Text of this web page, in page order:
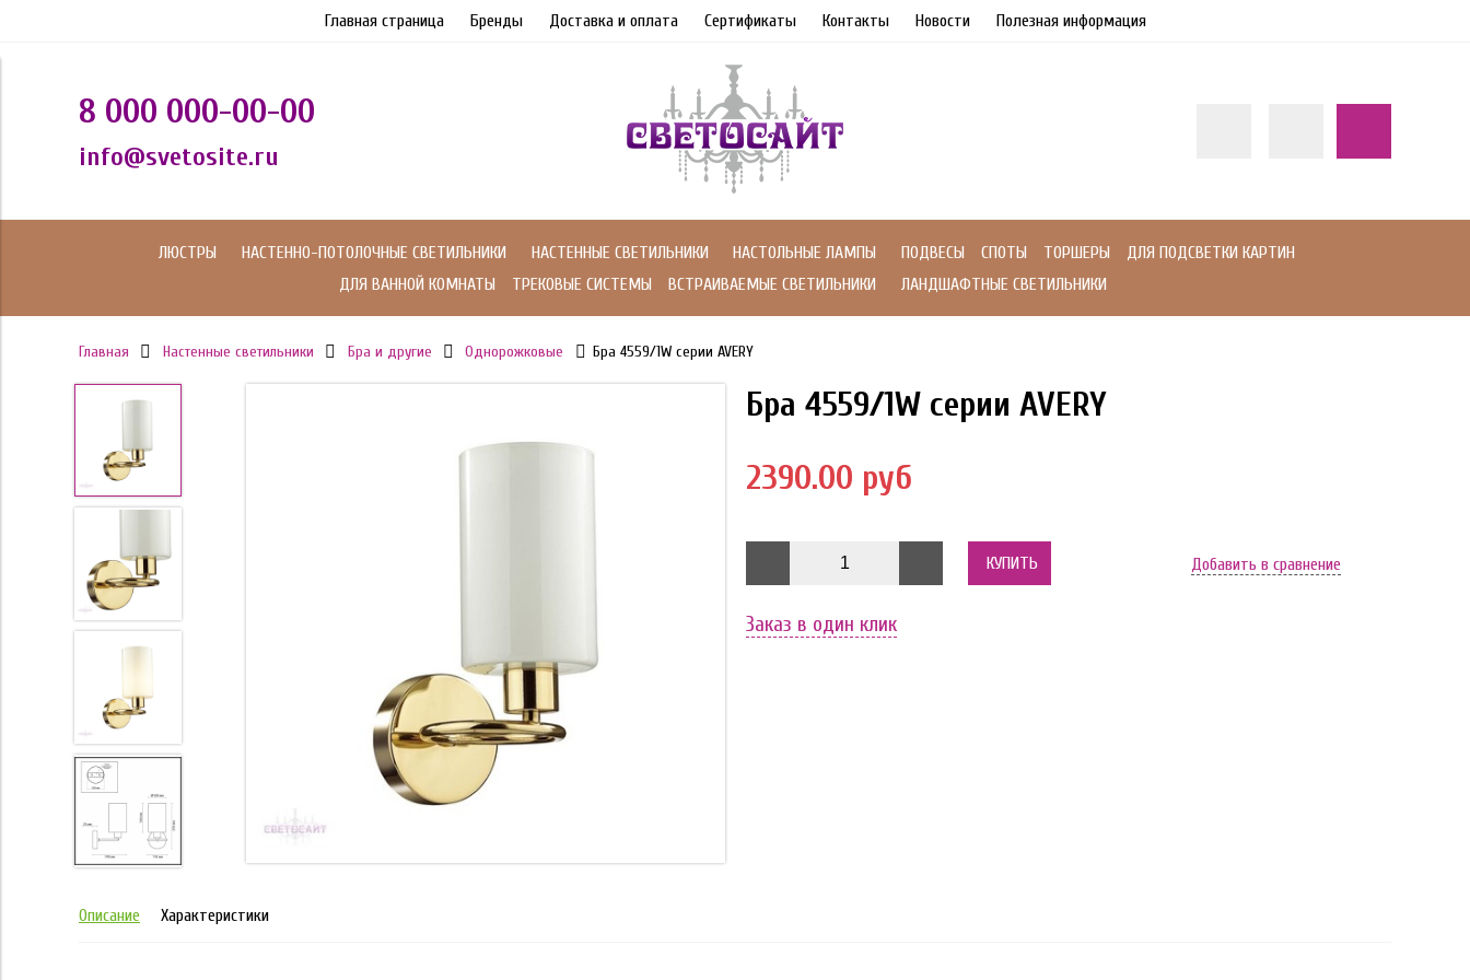
Главная страница Бренды Доставка и оплата Сертификаты Контакты Новости Полезная информация
8 000 000-00-00
info@svetosite.ru
ЛЮСТРЫ НАСТЕННО-ПОТОЛОЧНЫЕ СВЕТИЛЬНИКИ НАСТЕННЫЕ СВЕТИЛЬНИКИ НАСТОЛЬНЫЕ ЛАМПЫ ПОДВЕСЫ СПОТЫ ТОРШЕРЫ
ДЛЯ ПОДСВЕТКИ КАРТИН
ДЛЯ ВАННОЙ КОМНАТЫ
ТРЕКОВЫЕ СИСТЕМЫ ВСТРАИВАЕМЫЕ СВЕТИЛЬНИКИ ЛАНДШАФТНЫЕ СВЕТИЛЬНИКИ
Главная Настенные светильники Бра и другие Однорожковые Бра 4559/1W серии AVERY
Бра 4559/1W серии AVERY
2390.00 руб
КУПИТЬ Добавить в сравнение
Заказ в один клик
Описание Характеристики